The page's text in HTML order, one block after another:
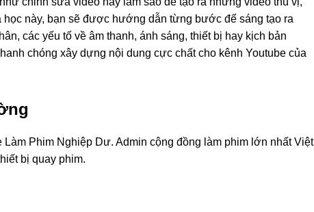
này, bạn sẽ được hướng dẫn từng bước để sáng tạo ra
các yếu tố về âm thanh, ánh sáng, thiết bị hay kịch bản
chóng xây dựng nội dung cực chất cho kênh Youtube của
Phim Nghiệp Dư. Admin cộng đồng làm phim lớn nhất Việt
bị quay phim.